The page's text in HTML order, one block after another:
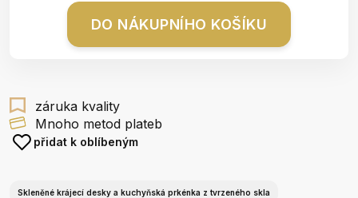
DO NÁKUPNÍHO KOŠÍKU
záruka kvality
Mnoho metod plateb
přidat k oblíbeným
Skleněné krájecí desky a kuchyňská prkénka z tvrzeného skla